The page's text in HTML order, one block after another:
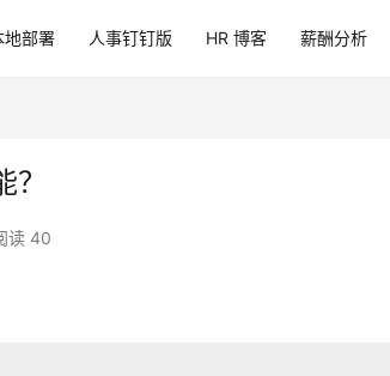
地部署 人事钉钉版 HR 博客 薪酬分析
读 40